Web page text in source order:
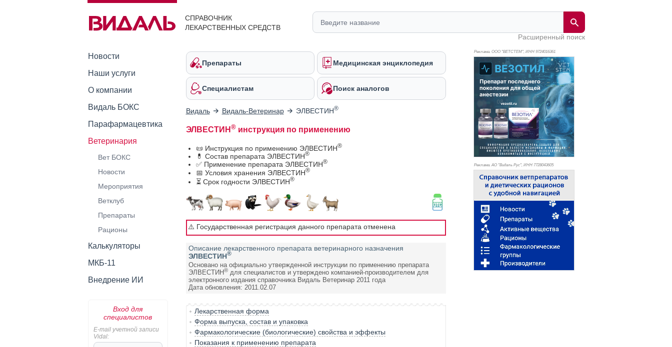
СПРАВОЧНИК
ЛЕКАРСТВЕННЫХ СРЕДСТВ
Расширенный поиск
Новости
Наши услуги
О компании
Видаль БОКС
Парафармацевтика
Ветеринария
Вет БОКС
Новости
Мероприятия
Ветклуб
Препараты
Рационы
Калькуляторы
МКБ-11
Внедрение ИИ
Вход для
специалистов
E-mail учетной записи
Vidal:
Препараты Медицинская энциклопедия
Специалистам Поиск аналогов
Видаль Видаль-Ветеринар ЭЛВЕСТИН®
ЭЛВЕСТИН ®инструкция по применению
📜 Инструкция по применению ЭЛВЕСТИН®
💊 Состав препарата ЭЛВЕСТИН®
✅ Применение препарата ЭЛВЕСТИН®
📅 Условия хранения ЭЛВЕСТИН®
⏳ Срок годности ЭЛВЕСТИН®
⚠️ Государственная регистрация данного препарата отменена
Описание лекарственного препарата ветеринарного назначения
ЭЛВЕСТИН®
Основано на официально утвержденной инструкции по применению препарата
ЭЛВЕСТИН®для специалистов и утверждено компанией-производителем для
электронного издания справочника Видаль Ветеринар 2011 года
Дата обновления: 2011.02.07
Лекарственная форма
Форма выпуска, состав и упаковка
Фармакологические (биологические) свойства и эффекты
Показания к применению препарата
Реклама. ООО "ВЕТСТЕМ", ИНН 9724016361
Реклама. АО "Видаль Рус", ИНН 7728043605